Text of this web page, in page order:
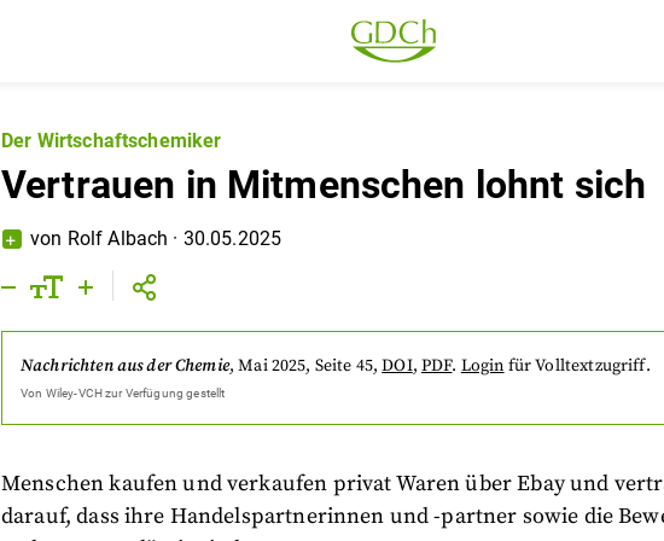
Der Wirtschaftschemiker
Vertrauen in Mitmenschen lohnt sich
von Rolf Albach · 30.05.2025
Nachrichten aus der Chemie,Mai 2025, Seite 45,DOI,PDF. Login für Volltextzugriff.
Von Wiley-VCHzur Verfügung gestellt
Menschen kaufen und verkaufen privat Waren über Ebay und
darauf, dass ihre Handelspartnerinnen und -partner sowie die